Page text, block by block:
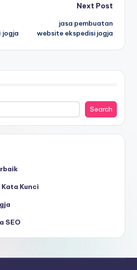
Next Post
jasa pembuatan
website ekspedisi jogja
Search
Kunci
SEO